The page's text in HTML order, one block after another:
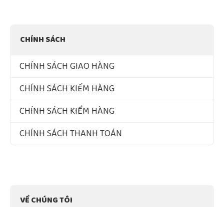
CHÍNH SÁCH
CHÍNH SÁCH GIAO HÀNG
CHÍNH SÁCH KIỂM HÀNG
CHÍNH SÁCH KIỂM HÀNG
CHÍNH SÁCH THANH TOÁN
VỀ CHÚNG TÔI